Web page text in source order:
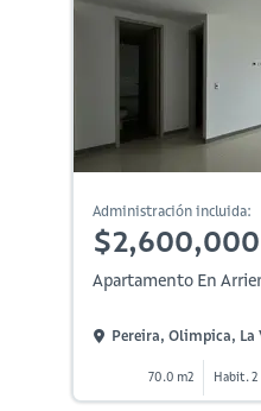
Administración incluida:
$2,600,000
Apartamento En
Pereira, Olimpica, La
70.0 m2 Habit. 2